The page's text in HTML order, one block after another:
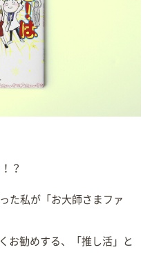
？
た私が「お大師さまファ
お勧めする、「推し活」と